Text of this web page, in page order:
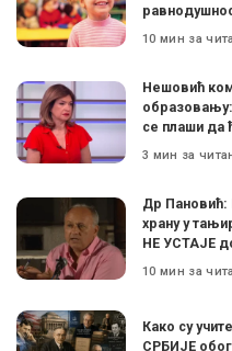
10 мин за
Нешовић
се плаши да
3 мин за
Др Пановић:
храну у
НЕ УСТАЈЕ
10 мин за
Како су
СРБИЈЕ